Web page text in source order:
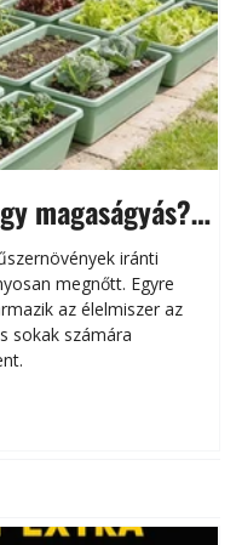
magaságyás?
iránti
megnőtt. Egyre
az élelmiszer az
sokak számára